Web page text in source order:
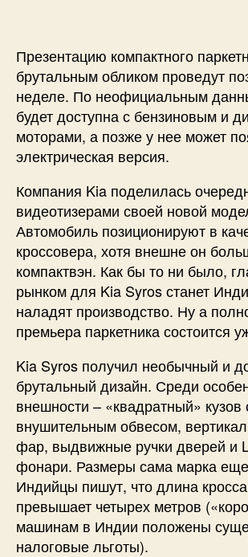
Презентацию компактного
брутальным обликом проведут
неделе. По неофициальным
будет доступна с бензиновым и
моторами, а позже у нее может
электрическая версия.
Компания Kia поделилась
видеотизерами своей новой
Автомобиль позиционируют в
кроссовера, хотя внешне он
компактвэн. Как бы то ни было,
рынком для Kia Syros станет
наладят производство. Ну а
премьера паркетника состоится
Kia Syros получил необычный и
брутальный дизайн. Среди
внешности – «квадратный» кузов
внушительным обвесом,
фар, выдвижные ручки дверей и
фонари. Размеры сама марка
Индийцы пишут, что длина
превышает четырех метров
машинам в Индии положены
налоговые льготы).